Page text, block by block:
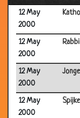
12 May
2000
12 May
2000
Rabbi
12 May
2000
12 May
2000